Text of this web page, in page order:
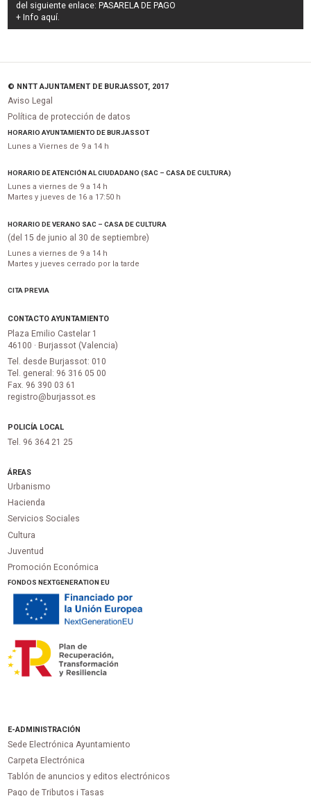
del siguiente enlace: PASARELA DE PAGO
+ Info aquí.
© NNTT AJUNTAMENT DE BURJASSOT, 2017
Aviso Legal
Política de protección de datos
HORARIO AYUNTAMIENTO DE BURJASSOT
Lunes a Viernes de 9 a 14 h
HORARIO DE ATENCIÓN AL CIUDADANO (SAC – CASA DE CULTURA)
Lunes a viernes de 9 a 14 h
Martes y jueves de 16 a 17:50 h
HORARIO DE VERANO SAC – CASA DE CULTURA
(del 15 de junio al 30 de septiembre)
Lunes a viernes de 9 a 14 h
Martes y jueves cerrado por la tarde
CITA PREVIA
CONTACTO AYUNTAMIENTO
Plaza Emilio Castelar 1
46100 · Burjassot (Valencia)
Tel. desde Burjassot: 010
Tel. general: 96 316 05 00
Fax. 96 390 03 61
registro@burjassot.es
POLICÍA LOCAL
Tel. 96 364 21 25
ÁREAS
Urbanismo
Hacienda
Servicios Sociales
Cultura
Juventud
Promoción Económica
FONDOS NEXTGENERATION EU
E-ADMINISTRACIÓN
Sede Electrónica Ayuntamiento
Carpeta Electrónica
Tablón de anuncios y editos electrónicos
Pago de Tributos i Tasas